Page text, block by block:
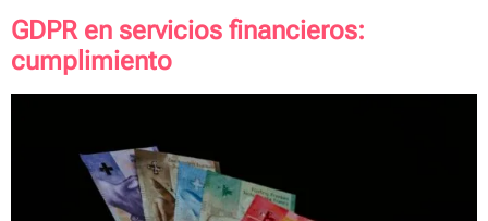
GDPR en servicios financieros:
cumplimiento